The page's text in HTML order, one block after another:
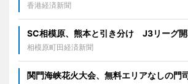
香港経済新聞
SC相模原、熊本と引き分け J3リーグ
相模原町田経済新聞
関門海峡花火大会、無料エリアなしの門